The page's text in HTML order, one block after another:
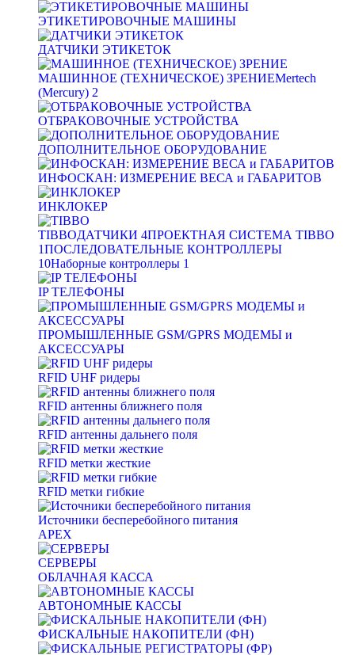
ЭТИКЕТИРОВОЧНЫЕ МАШИНЫ
ДАТЧИКИ ЭТИКЕТОК
МАШИННОЕ (ТЕХНИЧЕСКОЕ) ЗРЕНИЕMertech
(Mercury) 2
ОТБРАКОВОЧНЫЕ УСТРОЙСТВА
ДОПОЛНИТЕЛЬНОЕ ОБОРУДОВАНИЕ
ИНФОСКАН: ИЗМЕРЕНИЕ ВЕСА и ГАБАРИТОВ
ИНКЛОКЕР
TIBBOДАТЧИКИ 4ПРОЕКТНАЯ СИСТЕМА TIBBO
1ПОСЛЕДОВАТЕЛЬНЫЕ КОНТРОЛЛЕРЫ
10Наборные контроллеры 1
IP ТЕЛЕФОНЫ
ПРОМЫШЛЕННЫЕ GSM/GPRS МОДЕМЫ и
АКСЕССУАРЫ
RFID UHF ридеры
RFID антенны ближнего поля
RFID антенны дальнего поля
RFID метки жесткие
RFID метки гибкие
Источники бесперебойного питания
APEX
СЕРВЕРЫ
ОБЛАЧНАЯ КАССА
АВТОНОМНЫЕ КАССЫ
ФИСКАЛЬНЫЕ НАКОПИТЕЛИ (ФН)